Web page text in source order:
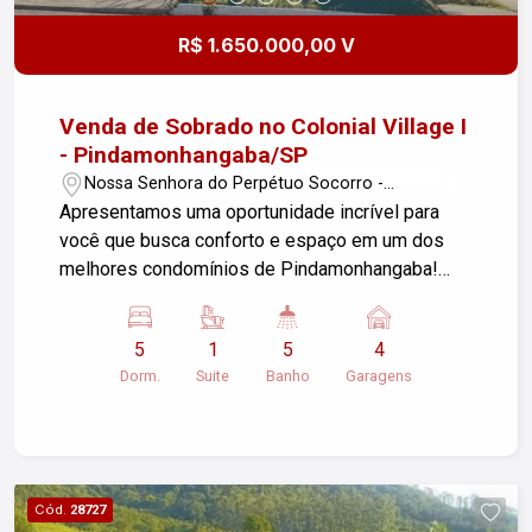
R$ 1.650.000,00 V
Venda de Sobrado no Colonial Village I
- Pindamonhangaba/SP
Nossa Senhora do Perpétuo Socorro -
Pindamonhangaba/SP
Apresentamos uma oportunidade incrível para
você que busca conforto e espaço em um dos
melhores condomínios de Pindamonhangaba!
Nossa Senhora do Perpétuo Socorro e possui as
seguintes características: - 5 dormitórios, sendo
uma suíte master com banheira, closet, pia e
para momentos de convivência e refeições em
família. - Área gourmet equipada com
5
Dorm.
1
Suite
5
Banho
4
Garagens
Cód. 28727